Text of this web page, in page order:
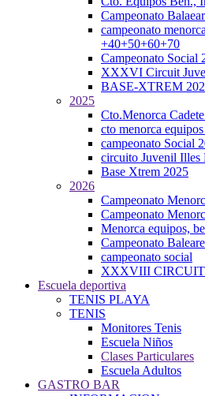
Campeonato
campeonato
+40+50+60+70
Campeonato Social
XXXVI Circuit
BASE-XTREM
2025
Cto.Menorca
cto menorca
campeonato Social
circuito Juvenil Illes
Base Xtrem 2025
2026
Campeonato
Campeonato
Menorca equipos,
Campeonato
campeonato social
XXXVIII
Escuela deportiva
TENIS PLAYA
TENIS
Monitores Tenis
Escuela Niños
Clases Particulares
Escuela Adultos
GASTRO BAR